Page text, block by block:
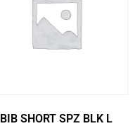
BIB SHORT SPZ BLK L